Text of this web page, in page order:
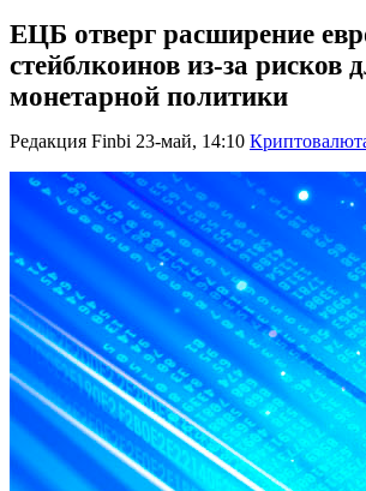
ЕЦБ отверг расширение
стейблкоинов из-за рисков
монетарной политики
Редакция Finbi 23-май, 14:10